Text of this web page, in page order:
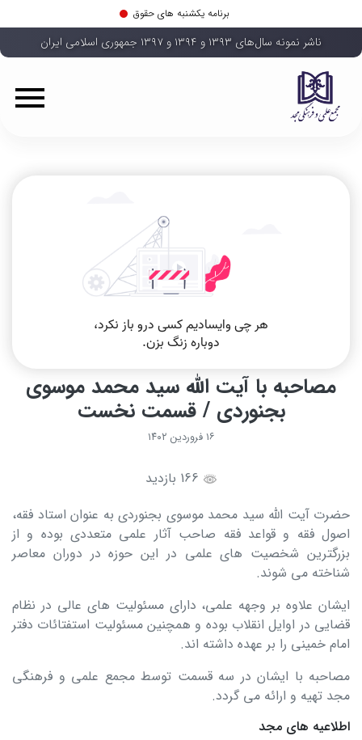
برنامه یکشنبه های حقوق
ناشر نمونه سال‌های ۱۳۹۳ و ۱۳۹۴ و ۱۳۹۷ جمهوری اسلامی ایران
مصاحبه با آیت الله سید محمد موسوی
بجنوردی / قسمت نخست
۱۶ فروردین ۱۴۰۲
حضرت آیت الله سید محمد موسوی بجنوردی به عنوان استاد فقه،
اصول فقه و قواعد فقه صاحب آثار علمی متعددی بوده و از
بزرگترین شخصیت های علمی در این حوزه در دوران معاصر
شناخته می شوند.
ایشان علاوه بر وجهه علمی، دارای مسئولیت های عالی در نظام
قضایی در اوایل انقلاب بوده و همچنین مسئولیت استفتائات دفتر
امام خمینی را بر عهده داشته اند.
مصاحبه با ایشان در سه قسمت توسط مجمع علمی و فرهنگی
مجد تهیه و ارائه می گردد.
اطلاعیه های مجد